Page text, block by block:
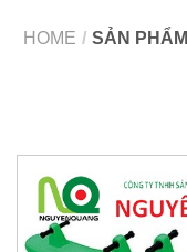
HOME / SẢN